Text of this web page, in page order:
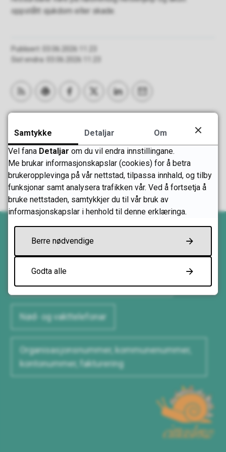
oppstått sjukdom eller skade.
Publisert
Sist endra
Fann du det du leita etter?
Ja Nei
Ta kontakt
Kontaktinformasjon og opningstider
Nød- og vakttelefonar
Organisasjonsnummer, kommunenummer,
kontonummer, fakturering
Samtykke Detaljar
Om
Vel fana Detaljar om du vil endra innstillingane.
Me brukar informasjonskapslar (cookies) for å betra
brukeropplevinga på vår nettstad, tilpassa innhald, og tilby
funksjonar samt analysera trafikken vår. Ved å fortsetja å
bruke nettstaden, samtykkjer du til vår bruk av
informasjonskapslar i henhold til denne erklæringa.
Berre nødvendige
Godta alle